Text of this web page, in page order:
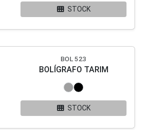
STOCK
BOL 523
BOLÍGRAFO TARIM
STOCK